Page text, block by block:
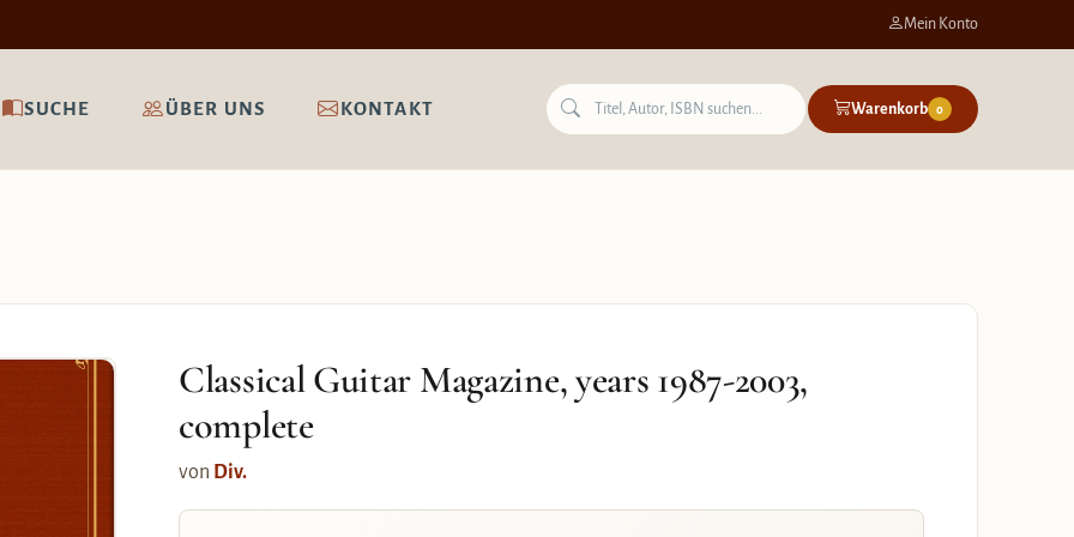
Mein Konto
SUCHE ÜBER UNS KONTAKT Warenkorb 0
Classical Guitar Magazine, years 1987-2003,
complete
von Div.